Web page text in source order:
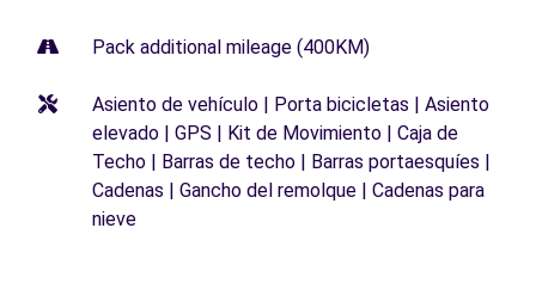
Pack additional mileage (400KM)
Asiento de vehículo | Porta bicicletas | Asiento
elevado | GPS | Kit de Movimiento | Caja de
Techo | Barras de techo | Barras portaesquíes |
Cadenas | Gancho del remolque | Cadenas para
nieve